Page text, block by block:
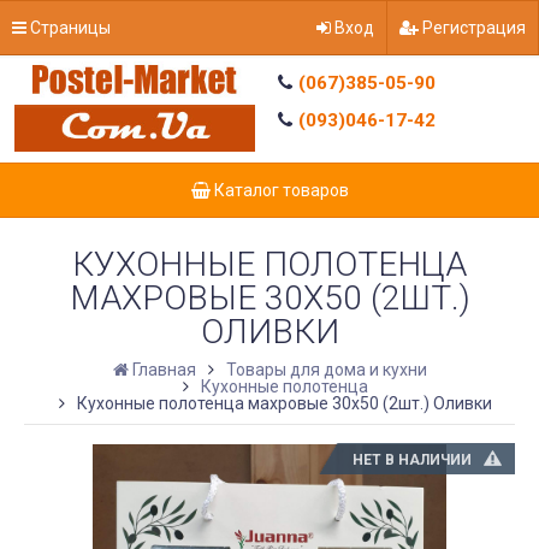
Страницы Вход Регистрация
(067)385-05-90
(093)046-17-42
Каталог товаров
КУХОННЫЕ ПОЛОТЕНЦА
МАХРОВЫЕ 30X50 (2ШТ.)
ОЛИВКИ
Главная
Товары для дома и кухни
Кухонные полотенца
Кухонные полотенца махровые 30x50 (2шт.) Оливки
НЕТ В НАЛИЧИИ